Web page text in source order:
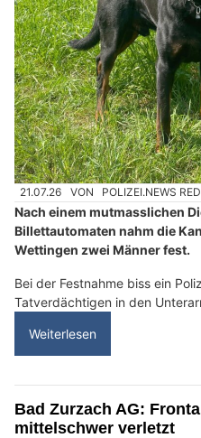
21.07.26 VON POLIZEI.NEWS
Nach einem mutmasslichen
Billettautomaten nahm die
Wettingen zwei Männer fest.
Bei der Festnahme biss ein
Tatverdächtigen in den
Weiterlesen
Bad Zurzach AG:
mittelschwer verletzt